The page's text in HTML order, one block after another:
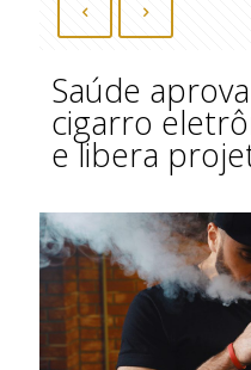
Saúde
cigarro
e libera